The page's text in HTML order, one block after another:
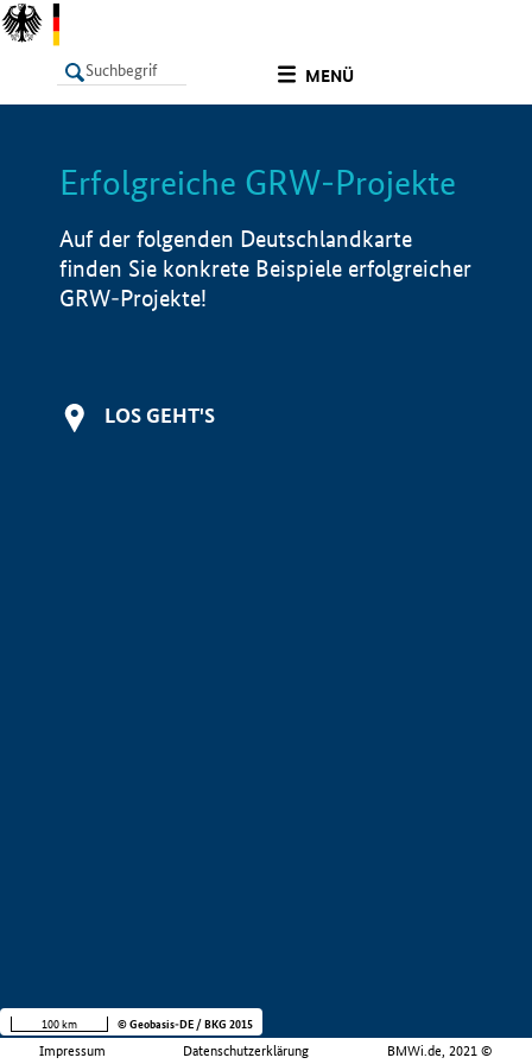
MENÜ
LISTE Info
Erfolgreiche GRW-Projekte
Auf der folgenden Deutschlandkarte
finden Sie konkrete Beispiele erfolgreicher
GRW-Projekte!
LOS GEHT'S
Impressum Datenschutzerklärung BMWi.de, 2021 ©
100 km © Geobasis-DE / BKG 2015